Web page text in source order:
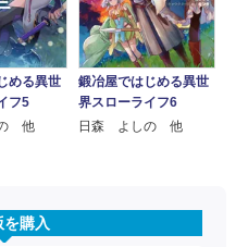
める異世
フ5
他
鍛冶屋ではじめる異世
界スローライフ6
日森 よしの 他
を購入